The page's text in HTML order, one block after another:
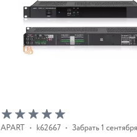
APART • k62667 • Забрать 1